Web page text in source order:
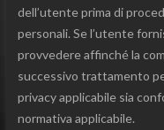
dell’utente prima di
personali. Se l’utente
provvedere affinché la
successivo trattamento
privacy applicabile sia
normativa applicabile.